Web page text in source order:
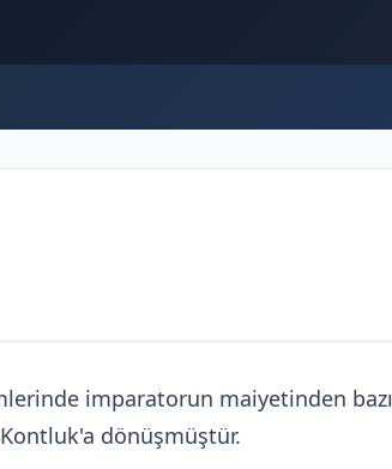
imparatorun maiyetinden bazı
dönüşmüştür.